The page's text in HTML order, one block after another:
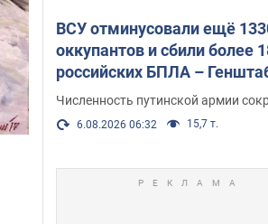
ВСУ отминусовали ещё
оккупантов и сбили более
российских БПЛА –
Численность путинской армии
6.08.2026 06:32 15,7 т.